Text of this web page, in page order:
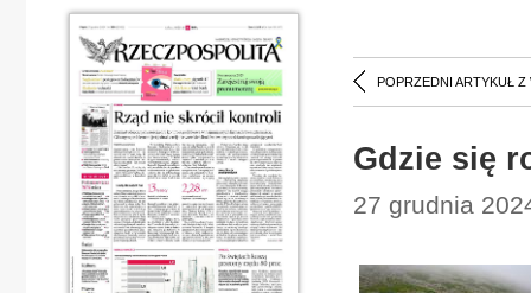
POPRZEDNI ARTYKUŁ Z
Gdzie się
27 grudnia